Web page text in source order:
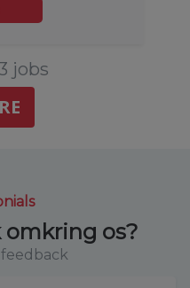
jobs
omkring os?
feedback